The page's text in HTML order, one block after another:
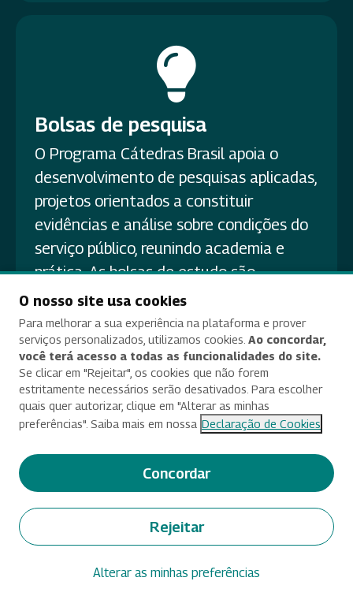
Bolsas de pesquisa
O Programa Cátedras Brasil apoia o
desenvolvimento de pesquisas aplicadas,
projetos orientados a constituir
evidências e análise sobre condições do
serviço público, reunindo academia e
prática. As bolsas de estudo são
destinadas a estudantes, professores,
pesquisadores e profissionais
interessados em se engajar nas
atividades da Escola.
Saiba mais
Perguntas
Frequentes
O nosso site usa cookies
Para melhorar a sua experiência na plataforma e prover
serviços personalizados, utilizamos cookies. Ao concordar,
você terá acesso a todas as funcionalidades do site.
Se clicar em "Rejeitar", os cookies que não forem
estritamente necessários serão desativados. Para escolher
quais quer autorizar, clique em "Alterar as minhas
preferências". Saiba mais em nossa Declaração de Cookies
Concordar
Rejeitar
Alterar as minhas preferências